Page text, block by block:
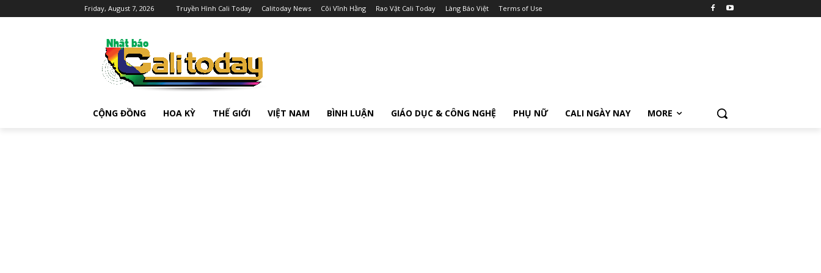
Friday, August 7, 2026 Truyền Hình Cali Today Calitoday News Cõi Vĩnh Hằng Rao Vặt Cali Today Làng Báo Việt Terms of Use
CỘNG ĐỒNG HOA KỲ THẾ GIỚI VIỆT NAM BÌNH LUẬN GIÁO DỤC & CÔNG NGHỆ PHỤ NỮ CALI NGÀY NAY MORE